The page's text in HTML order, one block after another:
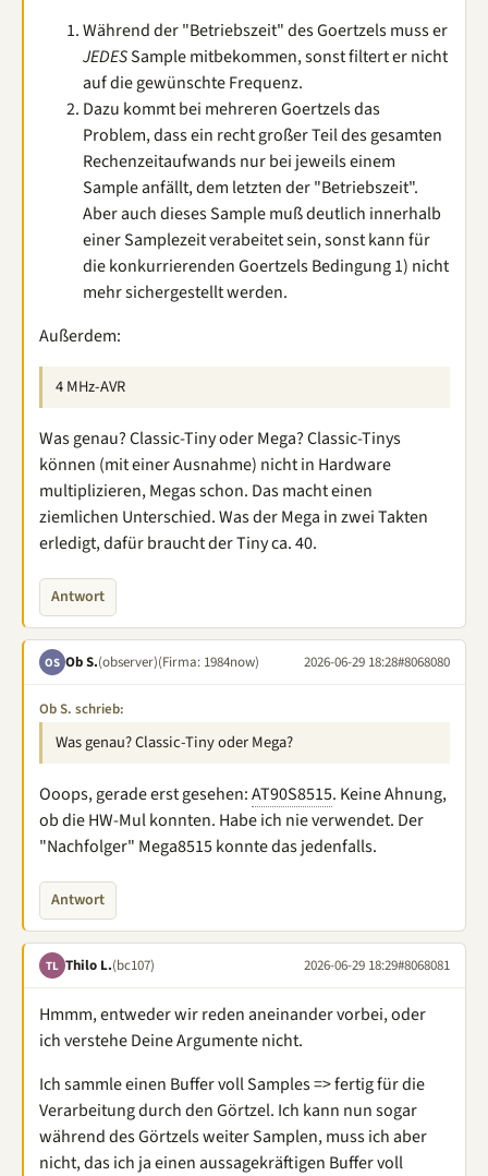
Während der "Betriebszeit" des Goertzels muss er
JEDESSample mitbekommen, sonst filtert er nicht
auf die gewünschte Frequenz.
Dazu kommt bei mehreren Goertzels das
Problem, dass ein recht großer Teil des gesamten
Rechenzeitaufwands nur bei jeweils einem
Sample anfällt, dem letzten der "Betriebszeit".
Aber auch dieses Sample muß deutlich innerhalb
einer Samplezeit verabeitet sein, sonst kann für
die konkurrierenden Goertzels Bedingung 1) nicht
mehr sichergestellt werden.
Außerdem:
4 MHz-AVR
Was genau? Classic-Tiny oder Mega? Classic-Tinys
können (mit einer Ausnahme) nicht in Hardware
multiplizieren, Megas schon. Das macht einen
ziemlichen Unterschied. Was der Mega in zwei Takten
erledigt, dafür braucht der Tiny ca. 40.
Antwort
OS Ob S.(observer)(Firma: 1984now) 2026-06-29 18:28#8068080
Ob S. schrieb:
Was genau? Classic-Tiny oder Mega?
Ooops, gerade erst gesehen:AT90S8515. Keine Ahnung,
ob die HW-Mul konnten. Habe ich nie verwendet. Der
"Nachfolger" Mega8515 konnte das jedenfalls.
Antwort
TL Thilo L.(bc107) 2026-06-29 18:29#8068081
Hmmm, entweder wir reden aneinander vorbei, oder
ich verstehe Deine Argumente nicht.
Ich sammle einen Buffer voll Samples => fertig für die
Verarbeitung durch den Görtzel. Ich kann nun sogar
während des Görtzels weiter Samplen, muss ich aber
nicht, das ich ja einen aussagekräftigen Buffer voll